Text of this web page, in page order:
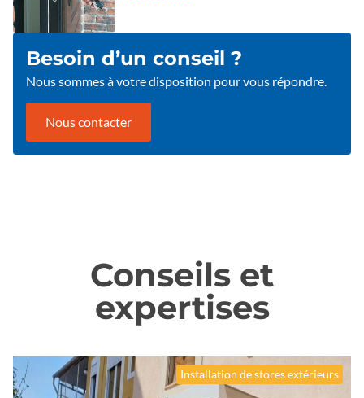
Besoin d’un conseil ?
Nous sommes à votre disposition pour vous répondre.
Nous contacter
Conseils et
expertises
Installation de stores extérieurs